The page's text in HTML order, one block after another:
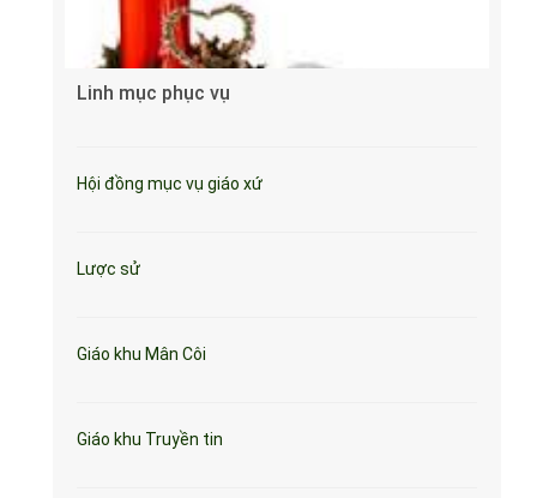
Linh mục phục vụ
Hội đồng mục vụ giáo xứ
Lược sử
Giáo khu Mân Côi
Giáo khu Truyền tin